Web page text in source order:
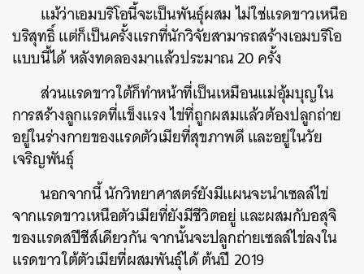
แม้ว่าเอมบริโอนี้จะเป็นพันธุ์ผสม ไม่ใช่แรดขาวเหนือ
บริสุทธิ์ แต่ก็เป็นครั้งแรกที่นักวิจัยสามารถสร้างเอมบริโอ
แบบนี้ได้ หลังทดลองมาแล้วประมาณ 20 ครั้ง
ส่วนแรดขาวใต้ก็ทำหน้าที่เป็นเหมือนแม่อุ้มบุญใน
การสร้างลูกแรดที่แข็งแรง ไข่ที่ถูกผสมแล้วต้องปลูกถ่าย
อยู่ในร่างกายของแรดตัวเมียที่สุขภาพดี และอยู่ในวัย
เจริญพันธุ์
นอกจากนี้ นักวิทยาศาสตร์ยังมีแผนจะนำเซลล์ไข่
จากแรดขาวเหนือตัวเมียที่ยังมีชีวิตอยู่ และผสมกับอสุจิ
ของแรดสปีชีส์เดียวกัน จากนั้นจะปลูกถ่ายเซลล์ไข่ลงใน
แรดขาวใต้ตัวเมียที่ผสมพันธุ์ได้ ต้นปี 2019